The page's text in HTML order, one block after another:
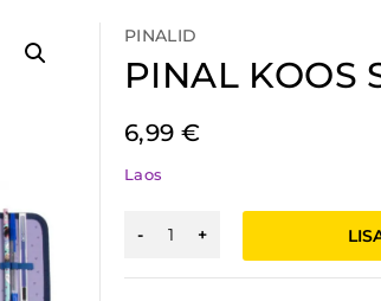
PINALID
PINAL KOOS
6,99 €
Laos
SISUGA